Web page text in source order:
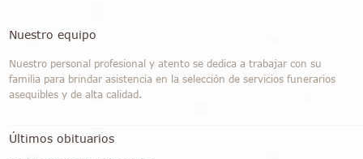
Nuestro equipo
Nuestro personal profesional y atento se dedica a trabajar con su
familia para brindar asistencia en la selección de servicios funerarios
asequibles y de alta calidad.
Últimos obituarios